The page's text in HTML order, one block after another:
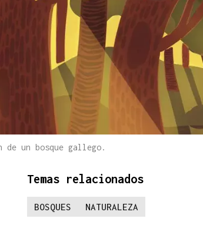
un bosque gallego.
Temas relacionados
BOSQUES NATURALEZA